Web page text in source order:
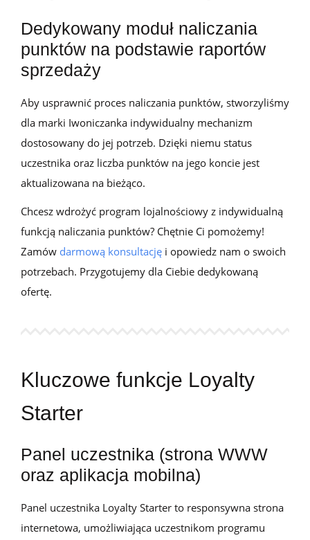
Dedykowany moduł naliczania
punktów na podstawie raportów
sprzedaży
Aby usprawnić proces naliczania punktów, stworzyliśmy
dla marki Iwoniczanka indywidualny mechanizm
dostosowany do jej potrzeb. Dzięki niemu status
uczestnika oraz liczba punktów na jego koncie jest
aktualizowana na bieżąco.
Chcesz wdrożyć program lojalnościowy z indywidualną
funkcją naliczania punktów? Chętnie Ci pomożemy!
Zamów darmową konsultację i opowiedz nam o swoich
potrzebach. Przygotujemy dla Ciebie dedykowaną
ofertę.
Kluczowe funkcje Loyalty
Starter
Panel uczestnika (strona WWW
oraz aplikacja mobilna)
Panel uczestnika Loyalty Starter to responsywna strona
internetowa, umożliwiająca uczestnikom programu